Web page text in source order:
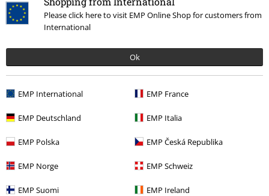
Please click here to visit EMP Online Shop for customers from
International
Ok
EMP International EMP France
EMP Deutschland EMP Italia
EMP Polska EMP Česká Republika
EMP Norge EMP Schweiz
EMP Suomi EMP Ireland
Última visita
PVPR39,99 €